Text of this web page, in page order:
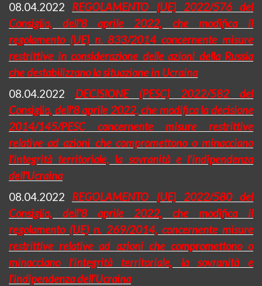
08.04.2022
REGOLAMENTO (UE) 2022/576 del
Consiglio, dell'8 aprile 2022, che modifica il
regolamento (UE) n. 833/2014 concernente misure
restrittive in considerazione delle azioni della Russia
che destabilizzano la situazione in Ucraina
08.04.2022
DECISIONE (PESC) 2022/582 del
Consiglio, dell'8 aprile 2022, che modifica la decisione
2014/145/PESC concernente misure restrittive
relative ad azioni che compromettono o minacciano
l'integrità territoriale, la sovranità e l'indipendenza
dell'Ucraina
08.04.2022
REGOLAMENTO (UE) 2022/580 del
Consiglio, dell'8 aprile 2022, che modifica il
regolamento (UE) n. 269/2014, concernente misure
restrittive relative ad azioni che compromettono o
minacciano l’integrità territoriale, la sovranità e
l’indipendenza dell’Ucraina